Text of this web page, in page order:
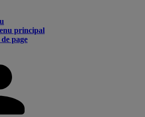
principal
page